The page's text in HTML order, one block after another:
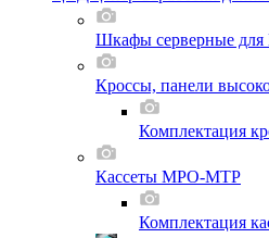
Шкафы серверные
Кроссы, панели
Комплектация
Кассеты MPO-MTP
Комплектация